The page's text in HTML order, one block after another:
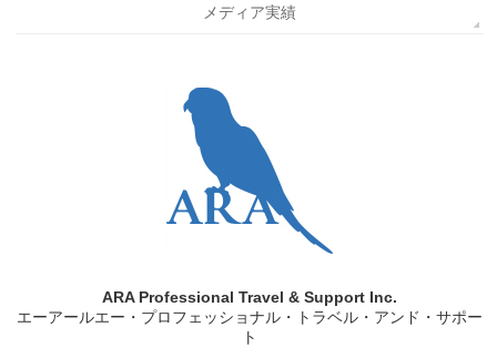
メディア実績
ARA Professional Travel & Support Inc.
エーアールエー・プロフェッショナル・トラベル・アンド・サポー
ト